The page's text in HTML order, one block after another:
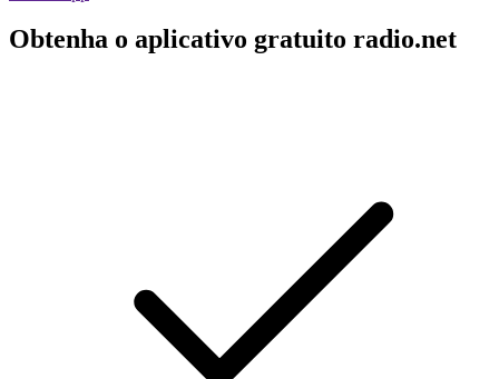
Obtenha o aplicativo gratuito radio.net